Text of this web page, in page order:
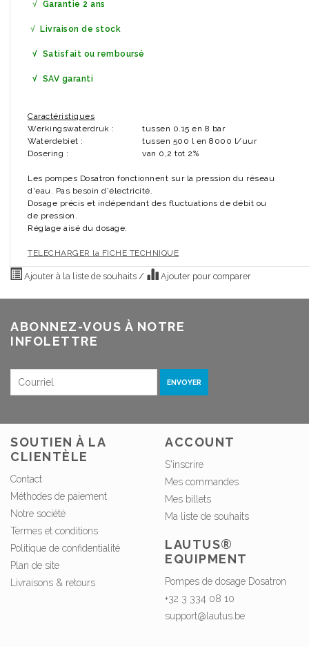
√ Garantie 2 ans
√ Livraison de stock
√ Satisfait ou remboursé
√ SAV garanti
Caractéristiques
Werkingswaterdruk :
tussen 0.15 en 8 bar
Waterdebiet :
tussen 500 l en 8000 l/uur
Dosering :
van 0,2 tot 2%
Les pompes Dosatron fonctionnent sur la pression du réseau
d'eau. Pas besoin d'électricité.
Dosage précis et indépendant des fluctuations de débit ou
de pression.
Réglage aisé du dosage.
TELECHARGER la FICHE TECHNIQUE
Ajouter à la liste de souhaits / Ajouter pour comparer
ABONNEZ-VOUS À NOTRE
INFOLETTRE
ENVOYER
SOUTIEN À LA
CLIENTÈLE
Contact
Méthodes de paiement
Notre société
Termes et conditions
Politique de confidentialité
Plan de site
Livraisons & retours
ACCOUNT
S'inscrire
Mes commandes
Mes billets
Ma liste de souhaits
LAUTUS®
EQUIPMENT
Pompes de dosage Dosatron
+32 3 334 08 10
support@lautus.be